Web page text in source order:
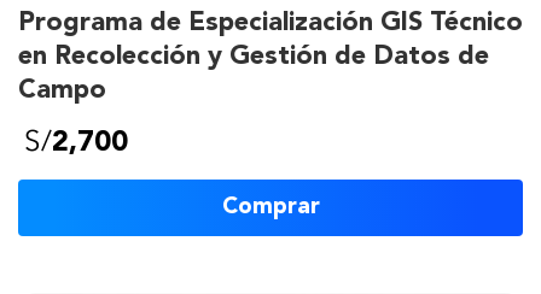
Programa de Especialización GIS Técnico
en Recolección y Gestión de Datos de
Campo
S/2,700
Comprar